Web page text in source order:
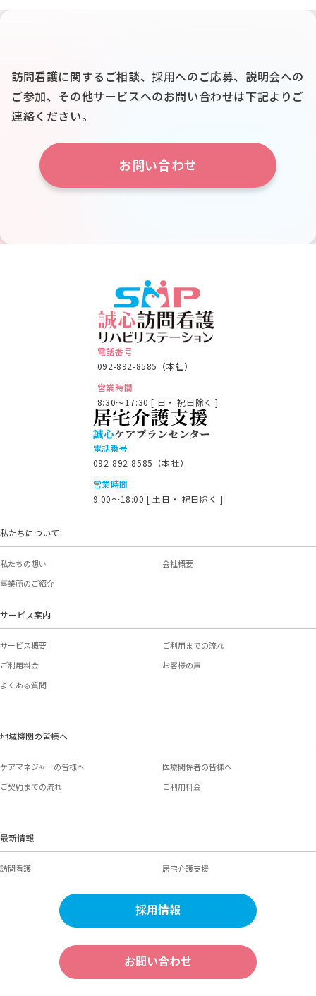
訪問看護に関するご相談、採用へのご応募、説明会への
ご参加、 その他サービスへのお問い合わせは下記よりご
連絡ください。
お問い合わせ
電話番号
092-892-8585（本社）
営業時間
8:30～17:30 [ 日・ 祝日除く ]
電話番号
092-892-8585（本社）
営業時間
9:00～18:00 [ 土日・ 祝日除く ]
私たちについて
私たちの想い
会社概要
事業所のご紹介
サービス案内
サービス概要
ご利用までの流れ
ご利用料金
お客様の声
よくある質問
地域機関の皆様へ
ケアマネジャーの皆様へ
医療関係者の皆様へ
ご契約までの流れ
ご利用料金
最新情報
訪問看護 居宅介護支援
採用情報
お問い合わせ